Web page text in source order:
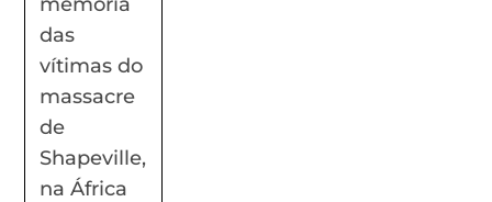
das
vítimas do
massacre
de
Shapeville,
na África